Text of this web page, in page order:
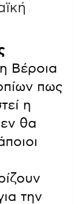
Βέροια
πως
η
θα
την